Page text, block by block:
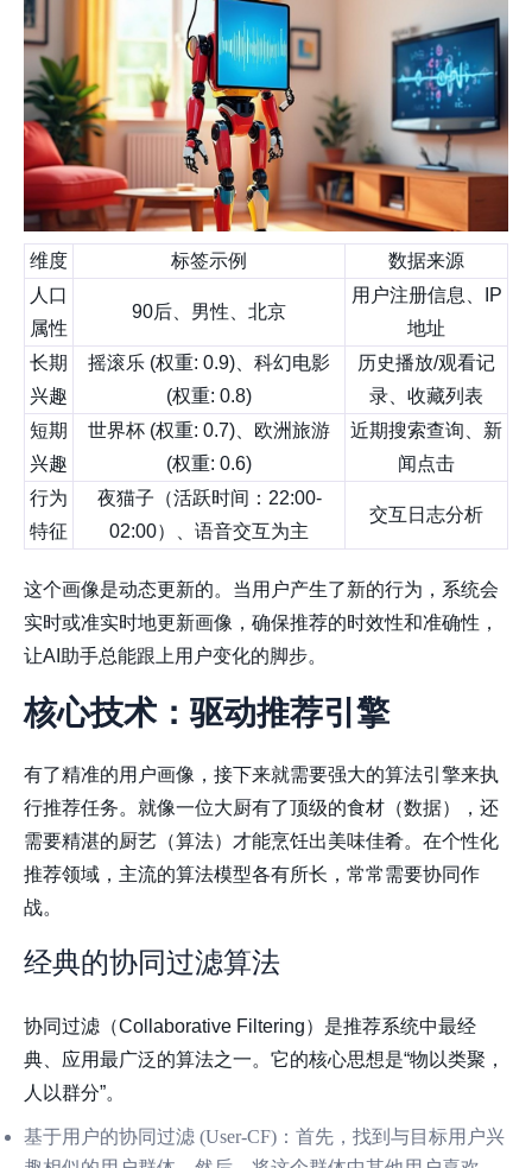
维度 标签示例
数据来源
人口
属性
90后、男性、北京
用户注册信息、IP
地址
长期
兴趣
摇滚乐 (权重: 0.9)、科幻电影
(权重: 0.8)
历史播放/观看记
录、收藏列表
短期
兴趣
世界杯 (权重: 0.7)、欧洲旅游
(权重: 0.6)
近期搜索查询、新
闻点击
行为
特征
夜猫子（活跃时间：22:00-
02:00）、语音交互为主
交互日志分析
这个画像是动态更新的。当用户产生了新的行为，系统会
实时或准实时地更新画像，确保推荐的时效性和准确性，
让AI助手总能跟上用户变化的脚步。
核心技术：驱动推荐引擎
有了精准的用户画像，接下来就需要强大的算法引擎来执
行推荐任务。就像一位大厨有了顶级的食材（数据），还
需要精湛的厨艺（算法）才能烹饪出美味佳肴。在个性化
推荐领域，主流的算法模型各有所长，常常需要协同作
战。
经典的协同过滤算法
协同过滤（Collaborative Filtering）是推荐系统中最经
典、应用最广泛的算法之一。它的核心思想是“物以类聚，
人以群分”。
基于用户的协同过滤 (User-CF) ：首先，找到与目标用户兴